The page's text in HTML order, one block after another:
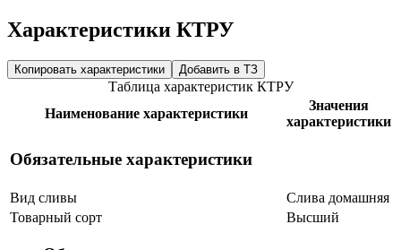
Характеристики КТРУ
Копировать характеристики Добавить в ТЗ
Таблица характеристик КТРУ
Наименование характеристики
Значения
характеристики
Обязательные характеристики
Вид сливы
Слива домашняя
Товарный сорт
Высший